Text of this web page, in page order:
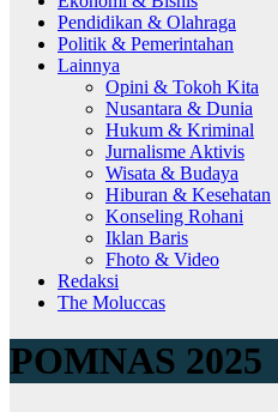
Pendidikan & Olahraga
Politik & Pemerintahan
Lainnya
Opini & Tokoh Kita
Nusantara & Dunia
Hukum & Kriminal
Jurnalisme Aktivis
Wisata & Budaya
Hiburan & Kesehatan
Konseling Rohani
Iklan Baris
Fhoto & Video
Redaksi
The Moluccas
POMNAS 2025